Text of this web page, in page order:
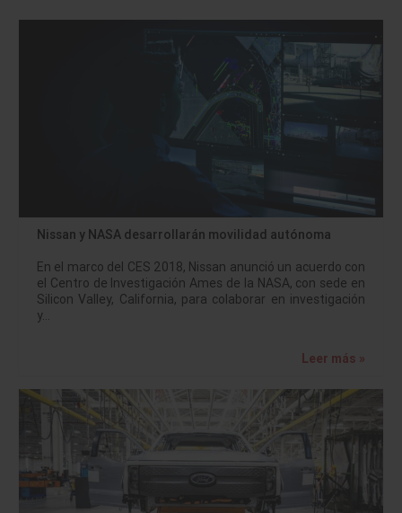
Nissan y NASA desarrollarán movilidad autónoma
En el marco del CES 2018, Nissan anunció un acuerdo con
el Centro de Investigación Ames de la NASA, con sede en
Silicon Valley, California, para colaborar en investigación
y…
Leer más »